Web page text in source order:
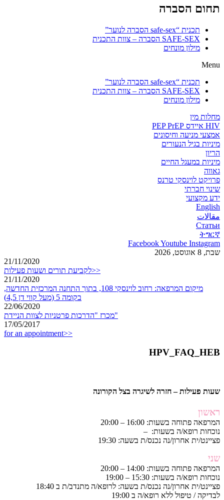
תחום הסברה
תכנית “safe-sex הסברה לנוער”
SAFE-SEX הסברה – צוות התכנית
מילון מונחים
Menu
תכנית “safe-sex הסברה לנוער”
SAFE-SEX הסברה – צוות התכנית
מילון מונחים
מחלות מין
HIV איידס PEP PrEP
אמצעי מניעה וחיסונים
מיניות בגיל הנעורים
הריון
מיניות במעגל החיים
גאווה
פרויקט לוינסקי טרנס
שינוי חברתי
ידע מקצועי
English
مقالات
Статьи
ትግርኛ
FacebookYoutube Instagram
שבת, 8 אוגוסט, 2026
21/11/2020
לקביעת תורים ושעות פעילות>>
21/11/2020
מיקום המרפאה: רחוב לוינסקי 108, בתוך התחנה המרכזית החדשה,
בקומה 5 (מעל קווי דן 4,5)
22/06/2020
מכרז "הדרכות פרטניות לצוות הניידת"
17/05/2017
for an appointment>>
HPV_FAQ_HEB
שעות פעילות – חזרה לשיגרה בצל הקורונה
ראשון
המרפאה פתוחה בשעות: 16:00 – 20:00
נוכחות רופא/ה בשעות: –
פציינט/ית אחרון/נה נכנס/ת בשעה: 19:30
שני
המרפאה פתוחה בשעות: 14:00 – 20:00
נוכחות רופא/ה בשעות: 15:30 – 19:00
פציינט/ית אחרון/נה נכנס/ת בשעה: לרופא/ה מתנדב/ת ב 18:40
לבדיקה / טיפול ללא רופא/ה ב 19:00